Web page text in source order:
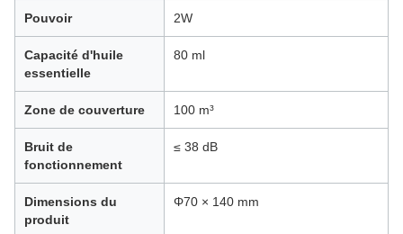
Pouvoir 2W
Capacité d'huile
essentielle
80 ml
Zone de couverture 100 m³
Bruit de
fonctionnement
≤ 38 dB
Dimensions du
produit
Φ70 × 140 mm